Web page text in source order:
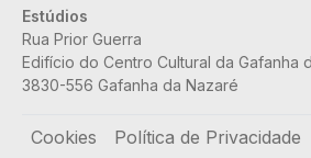
Estúdios
Rua Prior Guerra
Edifício do Centro Cultural da Gafanha
3830-556 Gafanha da Nazaré
Rodapé
Cookies Política de Privacidade